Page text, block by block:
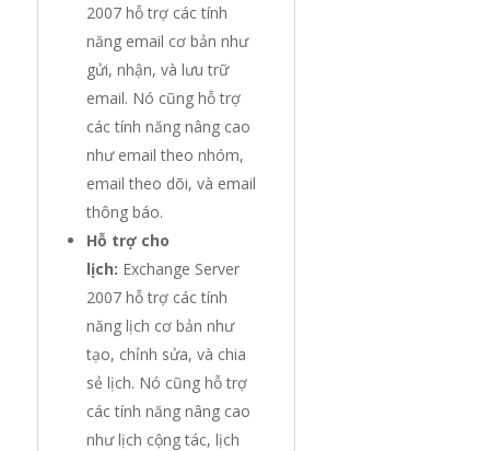
2007 hỗ trợ các tính
năng email cơ bản như
gửi, nhận, và lưu trữ
email. Nó cũng hỗ trợ
các tính năng nâng cao
như email theo nhóm,
email theo dõi, và email
thông báo.
Hỗ trợ cho
lịch: Exchange Server
2007 hỗ trợ các tính
năng lịch cơ bản như
tạo, chỉnh sửa, và chia
sẻ lịch. Nó cũng hỗ trợ
các tính năng nâng cao
như lịch cộng tác, lịch